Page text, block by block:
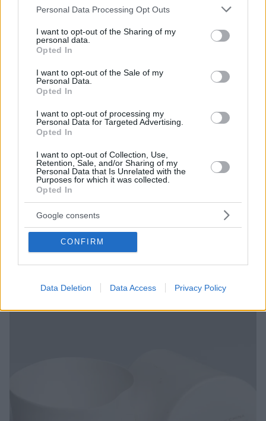
Please note that this website/app uses one or more Google
not limited to your visit or usage behaviour. You may click to
grant or deny consent to Google and its third-party tags to
use your data for below specified purposes in below Google
consent section.
Personal Data Processing Opt Outs
I want to opt-out of the Sharing of my
personal data.
Opted In
I want to opt-out of the Sale of my
Personal Data.
Opted In
I want to opt-out of processing my
Personal Data for Targeted Advertising.
Opted In
I want to opt-out of Collection, Use,
Retention, Sale, and/or Sharing of my
Personal Data that Is Unrelated with the
Purposes for which it was collected.
Opted In
Google consents
CONFIRM
Data Deletion Data Access Privacy Policy
Είναι τα σκεύη στις κουζίνες των γραφείων πιο βρώμικα
και από τουαλέτα;
Μάλλον θα δυσκολευτείς να τα
ξαναχρησιμοποιήσεις, αφού διαβάσεις τα
σοκαριστικά αποτελέσματα πρόσφατης βρετανικής
11.03.2020, 00:00